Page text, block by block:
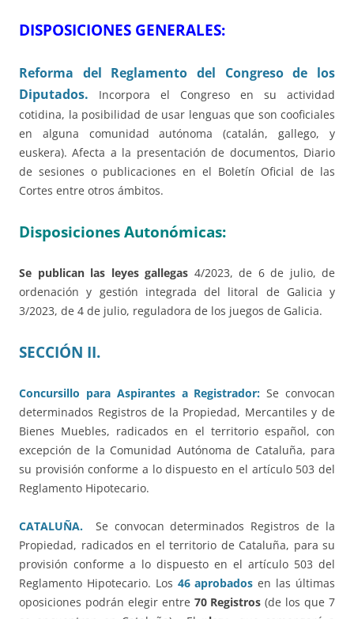
DISPOSICIONES GENERALES:
Reforma del Reglamento del Congreso de los
Diputados.
Incorpora el Congreso en su actividad
cotidina, la posibilidad de usar lenguas que son cooficiales
en alguna comunidad autónoma (catalán, gallego, y
euskera). Afecta a la presentación de documentos, Diario
de sesiones o publicaciones en el Boletín Oficial de las
Cortes entre otros ámbitos.
Disposiciones Autonómicas:
Se publican las leyes gallegas 4/2023, de 6 de julio, de
ordenación y gestión integrada del litoral de Galicia y
3/2023, de 4 de julio, reguladora de los juegos de Galicia.
SECCIÓN II.
Concursillo para Aspirantes a Registrador: Se convocan
determinados Registros de la Propiedad, Mercantiles y de
Bienes Muebles, radicados en el territorio español, con
excepción de la Comunidad Autónoma de Cataluña, para
su provisión conforme a lo dispuesto en el artículo 503 del
Reglamento Hipotecario.
CATALUÑA.
Se convocan determinados Registros de la
Propiedad, radicados en el territorio de Cataluña, para su
provisión conforme a lo dispuesto en el artículo 503 del
Reglamento Hipotecario. Los 46 aprobados en las últimas
oposiciones podrán elegir entre 70 Registros (de los que 7